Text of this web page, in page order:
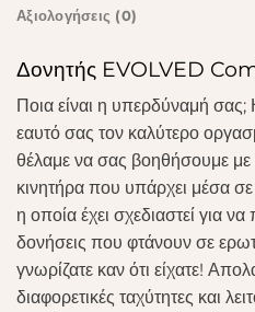
Αξιολογήσεις (0)
Δονητής EVOLVED
Ποια είναι η υπερδύναμή σας;
εαυτό σας τον καλύτερο
θέλαμε να σας βοηθήσουμε με
κινητήρα που υπάρχει μέσα
η οποία έχει σχεδιαστεί για
δονήσεις που φτάνουν σε
γνωρίζατε καν ότι είχατε!
διαφορετικές ταχύτητες και